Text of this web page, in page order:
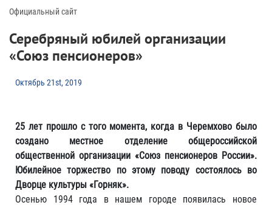
Официальный сайт
Серебряный юбилей организации
«Союз пенсионеров»
Октябрь 21st, 2019
25 лет прошло с того момента, когда в Черемхово было
создано местное отделение общероссийской
общественной организации «Союз пенсионеров России».
Юбилейное торжество по этому поводу состоялось во
Дворце культуры «Горняк».
Осенью 1994 года в нашем городе появилась новое